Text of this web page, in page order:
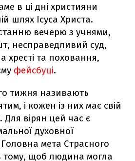
в ці дні християни
шлях Ісуса Христа.
вечерю з учнями,
несправедливий суд,
хресті та поховання,
фейсбуці.
тижня називають
і кожен із них має свій
Для вірян цей час є
духовної
мета Страсного
тому, щоб людина могла